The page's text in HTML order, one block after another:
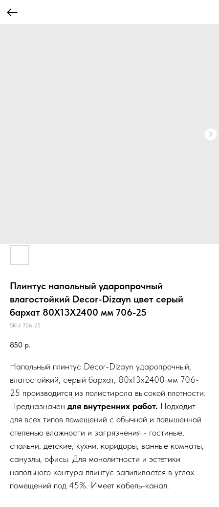
Плинтус напольный ударопрочный
влагостойкий Decor-Dizayn цвет серый
бархат 80Х13Х2400 мм 706-25
SKU: 706-25
850 р.
Напольный плинтус Decor-Dizayn ударопрочный,
влагостойкий, серый бархат, 80х13х2400 мм 706-
25 производится из полистирола высокой плотности.
Предназначен для внутренних работ. Подходит
для всех типов помещений с обычной и повышенной
степенью влажности и загрязнения - гостиные,
спальни, детские, кухни, коридоры, ванные комнаты,
санузлы, офисы. Для монолитности и эстетики
напольного контура плинтус запиливается в углах
помещений под 45%. Имеет кабель-канал.